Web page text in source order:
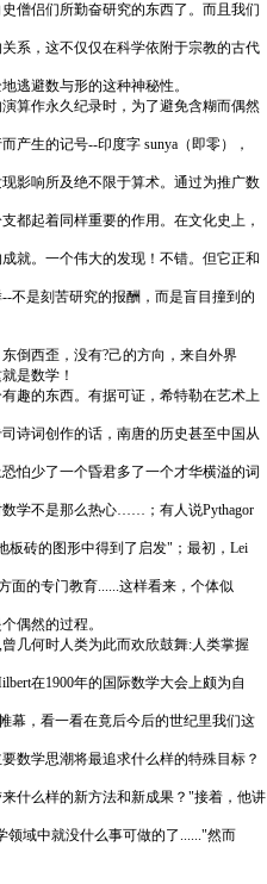
僧侣们所勤奋研究的东西了。而且我们
系，这不仅仅在科学依附于宗教的古代
逃避数与形的这种神秘性。
算作永久纪录时，为了避免含糊而偶然
产生的记号--印度字 sunya（即零），
影响所及绝不限于算术。通过为推广数
都起着同样重要的作用。在文化史上，
就。一个伟大的发现！不错。但它正和
不是刻苦研究的报酬，而是盲目撞到的
倒西歪，没有?己的方向，来自外界
是数学！
趣的东西。有据可证，希特勒在艺术上
诗词创作的话，南唐的历史甚至中国从
怕少了一个昏君多了一个才华横溢的词
学不是那么热心……；有人说Pythagor
板砖的图形中得到了启发"；最初，Lei
面的专门教育......这样看来，个体似
偶然的过程。
几何时人类为此而欢欣鼓舞:人类掌握
在1900年的国际数学大会上颇为自
幕，看一看在竟后今后的世纪里我们这
数学思潮将最追求什么样的特殊目标？
什么样的新方法和新成果？"接着，他讲
领域中就没什么事可做的了......"然而